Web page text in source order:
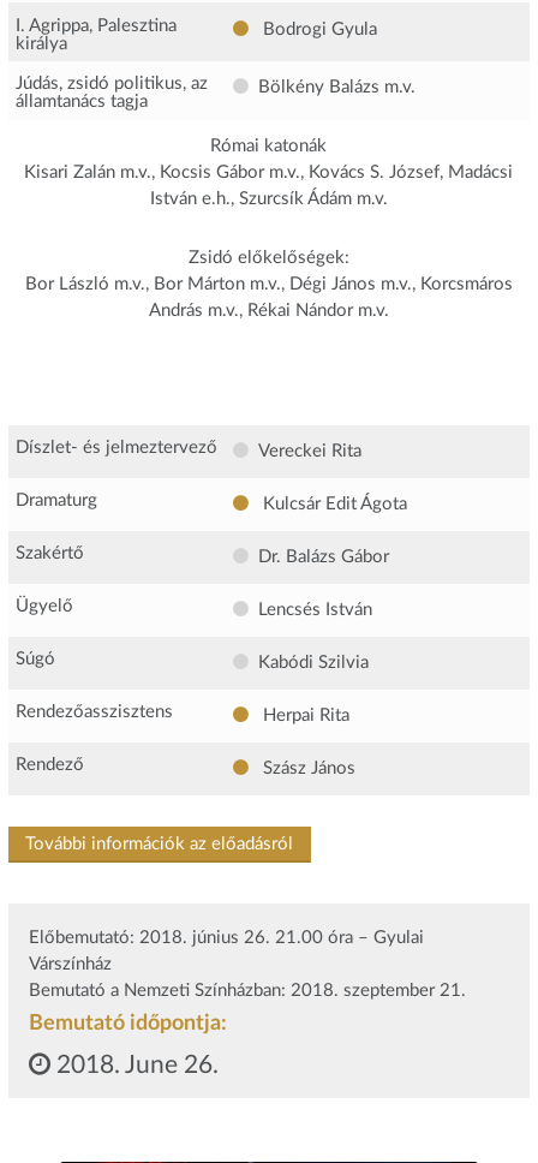
I. Agrippa, Palesztina
királya
Bodrogi Gyula
Júdás, zsidó politikus, az
államtanács tagja
Bölkény Balázs m.v.
Római katonák
Kisari Zalán m.v., Kocsis Gábor m.v., Kovács S. József, Madácsi
István e.h., Szurcsík Ádám m.v.
Zsidó előkelőségek:
Bor László m.v., Bor Márton m.v., Dégi János m.v., Korcsmáros
András m.v., Rékai Nándor m.v.
Díszlet- és jelmeztervező Vereckei Rita
Dramaturg Kulcsár Edit Ágota
Szakértő Dr. Balázs Gábor
Ügyelő Lencsés István
Súgó Kabódi Szilvia
Rendezőasszisztens Herpai Rita
Rendező Szász János
További információk az előadásról
Előbemutató: 2018. június 26. 21.00 óra – Gyulai
Várszínház
Bemutató a Nemzeti Színházban: 2018. szeptember 21.
Bemutató időpontja:
2018. June 26.